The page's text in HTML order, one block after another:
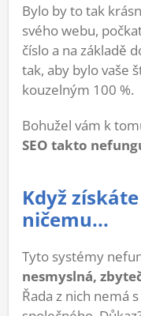
Bylo by to tak
svého webu,
číslo a na základě
tak, aby bylo vaše
kouzelným 100 %.
Bohužel vám k
SEO takto
Když
ničemu...
Tyto systémy
nesmyslná,
Řada z nich nemá